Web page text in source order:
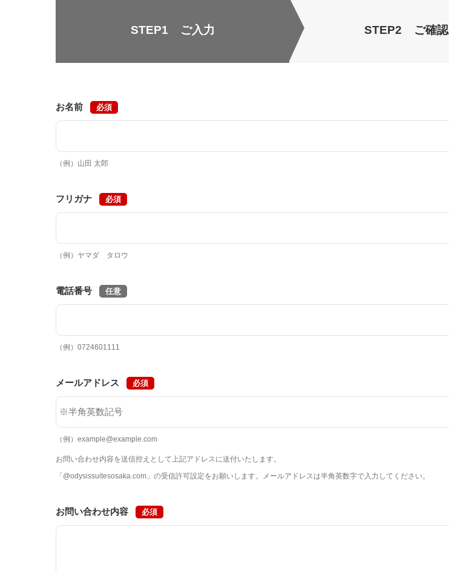
STEP1 ご入力 STEP2 ご確認
お名前 必須
（例）山田 太郎
フリガナ 必須
（例）ヤマダ タロウ
電話番号 任意
（例）0724601111
メールアドレス 必須
（例）example@example.com
お問い合わせ内容を送信控えとして上記アドレスに送付いたします。
「@odysissuitesosaka.com」の受信許可設定をお願いします。メールアドレスは半角英数字で入力してください。
お問い合わせ内容 必須